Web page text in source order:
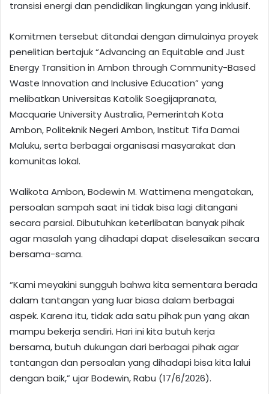
transisi energi dan pendidikan lingkungan yang inklusif.
Komitmen tersebut ditandai dengan dimulainya proyek
penelitian bertajuk “Advancing an Equitable and Just
Energy Transition in Ambon through Community-Based
Waste Innovation and Inclusive Education” yang
melibatkan Universitas Katolik Soegijapranata,
Macquarie University Australia, Pemerintah Kota
Ambon, Politeknik Negeri Ambon, Institut Tifa Damai
Maluku, serta berbagai organisasi masyarakat dan
komunitas lokal.
Walikota Ambon, Bodewin M. Wattimena mengatakan,
persoalan sampah saat ini tidak bisa lagi ditangani
secara parsial. Dibutuhkan keterlibatan banyak pihak
agar masalah yang dihadapi dapat diselesaikan secara
bersama-sama.
“Kami meyakini sungguh bahwa kita sementara berada
dalam tantangan yang luar biasa dalam berbagai
aspek. Karena itu, tidak ada satu pihak pun yang akan
mampu bekerja sendiri. Hari ini kita butuh kerja
bersama, butuh dukungan dari berbagai pihak agar
tantangan dan persoalan yang dihadapi bisa kita lalui
dengan baik,” ujar Bodewin, Rabu (17/6/2026).